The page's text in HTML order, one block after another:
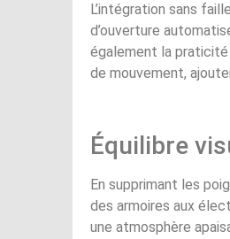
L’intégration sans
d’ouverture
également la
de mouvement,
Équilibre
En supprimant les
des armoires aux
une atmosphère